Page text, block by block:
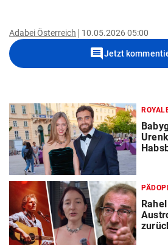
Adabei Österreich 10.05.2026 05:00
commentJetzt